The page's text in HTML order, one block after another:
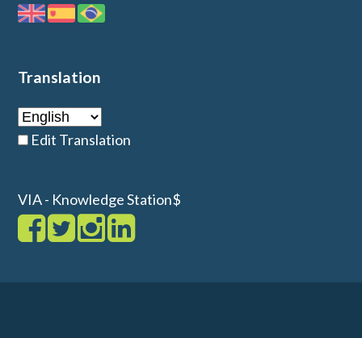
Translation
Edit Translation
VIA - Knowledge Station$